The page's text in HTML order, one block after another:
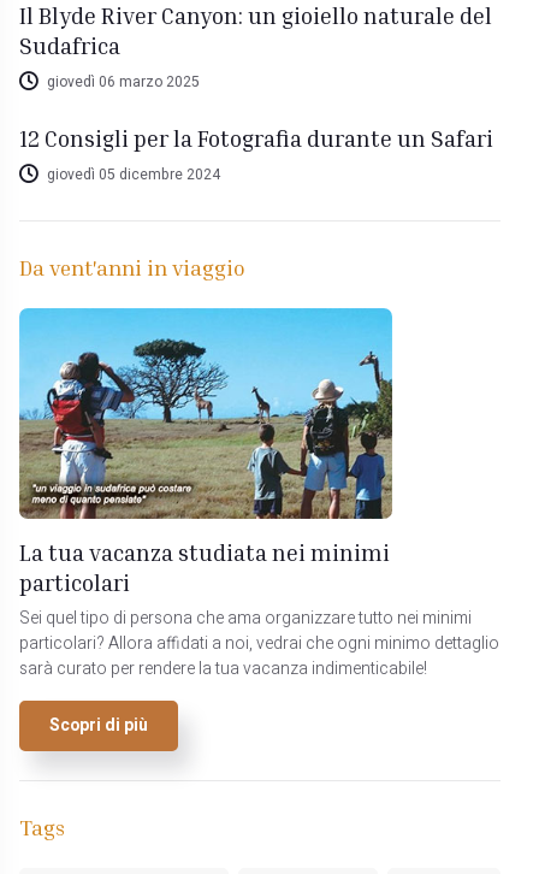
Il Blyde River Canyon: un gioiello naturale del
Sudafrica
giovedì 06 marzo 2025
12 Consigli per la Fotografia durante un Safari
giovedì 05 dicembre 2024
Da vent'anni in viaggio
La tua vacanza studiata nei minimi
particolari
Sei quel tipo di persona che ama organizzare tutto nei minimi
particolari? Allora affidati a noi, vedrai che ogni minimo dettaglio
sarà curato per rendere la tua vacanza indimenticabile!
Scopri di più
Tags